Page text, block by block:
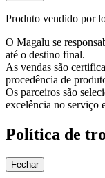
Produto vendido por
O Magalu se
até o destino final.
As vendas são
procedência de
Os parceiros são
excelência no serviço
Política de
Fechar